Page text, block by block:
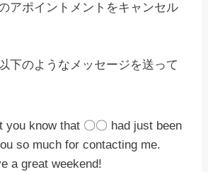
アポイントメントをキャンセル
下のようなメッセージを送って
you know that 〇〇 had just been
so much for contacting me.
a great weekend!